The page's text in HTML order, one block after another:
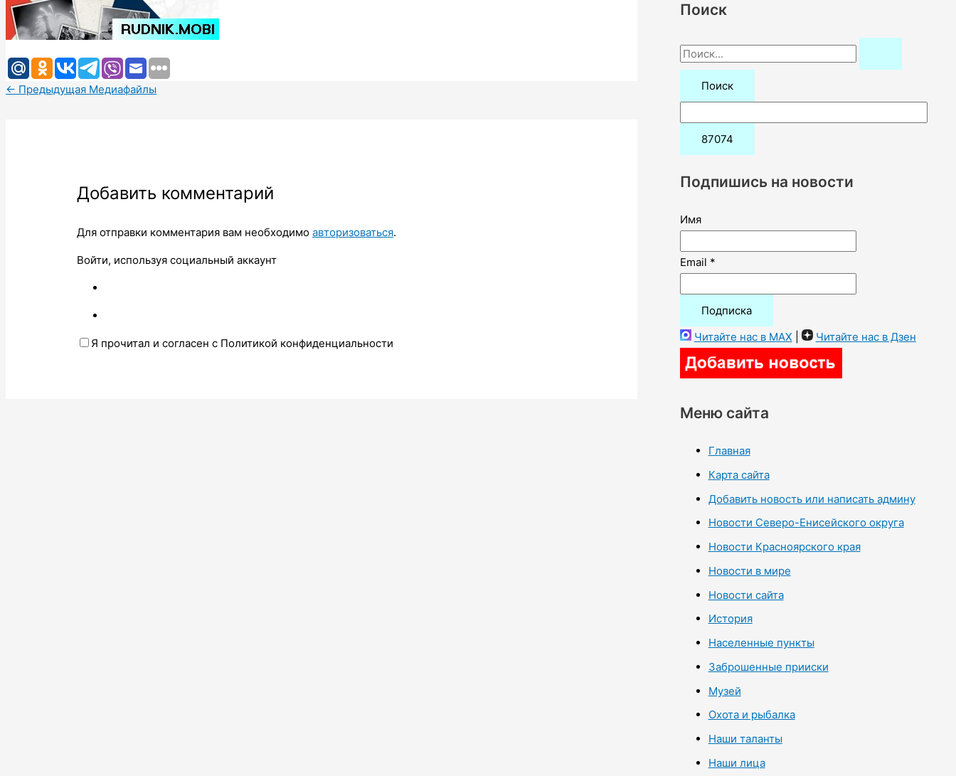
← Предыдущая Медиафайлы
Добавить комментарий
Для отправки комментария вам необходимоавторизоваться.
Войти, используя социальный аккаунт
Я прочитал и согласен с Политикой конфиденциальности
Поиск
П
о
:
Подпишись на новости
Имя
Email *
Читайте нас в MAX Читайте нас в Дзен
Меню сайта
Главная
Карта сайта
Добавить новость или написать админу
Новости Северо-Енисейского округа
Новости Красноярского края
Новости в мире
Новости сайта
История
Населенные пункты
Заброшенные прииски
Музей
Охота и рыбалка
Наши таланты
Наши лица